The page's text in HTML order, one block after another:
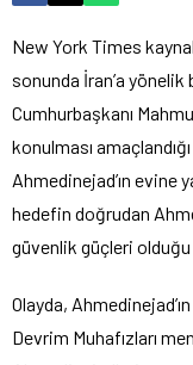
New York Times
sonunda İran’a yönelik
Cumhurbaşkanı
konulması
Ahmedinejad’ın evine
hedefin doğrudan
güvenlik güçleri olduğu
Olayda,
Devrim Muhafızları